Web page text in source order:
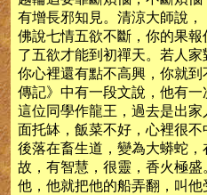
有增長邪知見。清涼大師說，
佛說七情五欲不斷，你的果
了五欲才能到初禪天。若人家
你心裡還有點不高興，你就
傳記》中有一段文說，他有一
這位同學作龍王，過去是出
面托缽，飯菜不好，心裡很
後落在畜生道，變為大蟒蛇
故，有智慧，很靈，香火極
他，他就把他的船弄翻，叫